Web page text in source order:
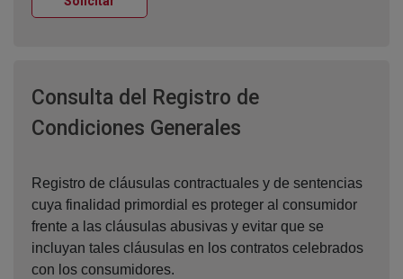
Consulta del Registro de
Condiciones Generales
Registro de cláusulas contractuales y de sentencias
cuya finalidad primordial es proteger al consumidor
frente a las cláusulas abusivas y evitar que se
incluyan tales cláusulas en los contratos celebrados
con los consumidores.